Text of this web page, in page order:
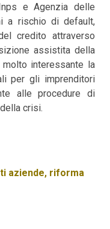
e Agenzia delle
a rischio di default,
credito attraverso
assistita della
interessante la
per gli imprenditori
alle procedure di
crisi.
aziende, riforma